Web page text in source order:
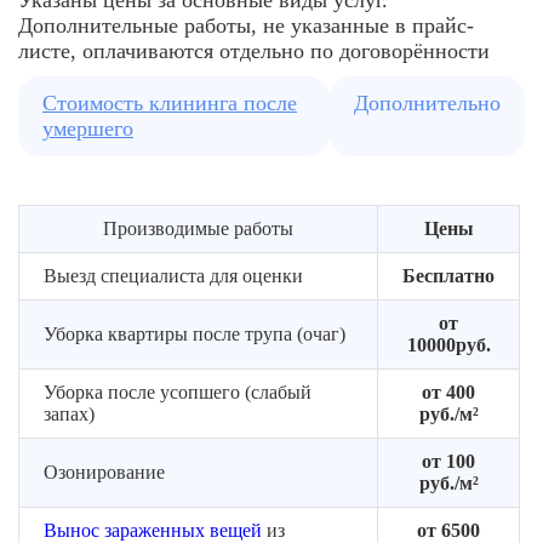
состава
бригады
вынос
заражённых
Дополнительные работы, не указанные в прайс-
листе, оплачиваются отдельно по договорённости
Стоимость клининга после
умершего
Дополнительно
Производимые работы Цены
Выезд специалиста для оценки Бесплатно
Уборка квартиры после трупа (очаг)
от
10000руб.
Уборка после усопшего (слабый
запах)
от 400
руб./м²
Озонирование
от 100
руб./м²
Вынос зараженных вещей из
от 6500